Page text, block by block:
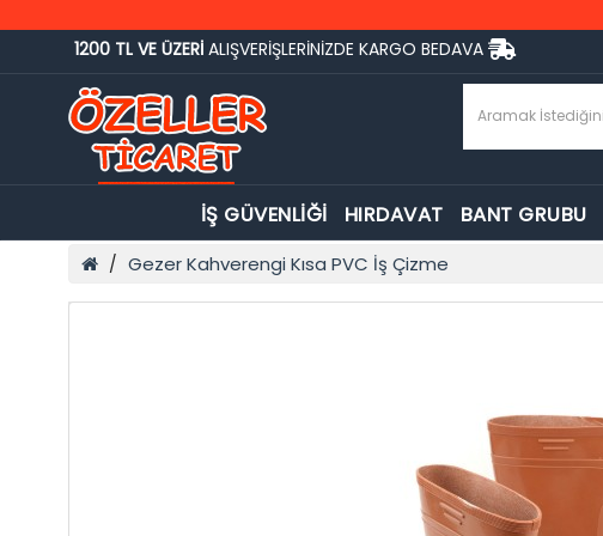
1200 TL VE ÜZERİ ALIŞVERİŞLERİNİZDE KARGO BEDAVA
İŞ GÜVENLİĞİ HIRDAVAT BANT GRUBU
Gezer Kahverengi Kısa PVC İş Çizme